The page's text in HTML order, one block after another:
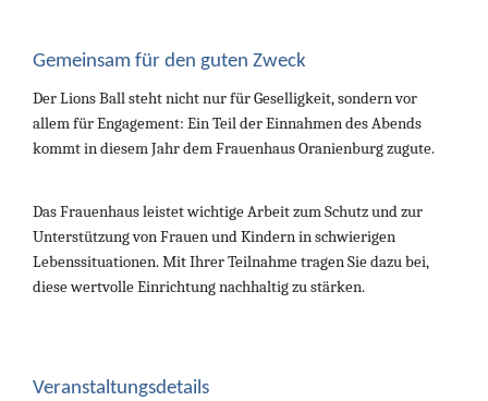
Gemeinsam für den guten Zweck
Der Lions Ball steht nicht nur für Geselligkeit, sondern vor
allem für Engagement: Ein Teil der Einnahmen des Abends
kommt in diesem Jahr dem Frauenhaus Oranienburg zugute.
Das Frauenhaus leistet wichtige Arbeit zum Schutz und zur
Unterstützung von Frauen und Kindern in schwierigen
Lebenssituationen. Mit Ihrer Teilnahme tragen Sie dazu bei,
diese wertvolle Einrichtung nachhaltig zu stärken.
Veranstaltungsdetails